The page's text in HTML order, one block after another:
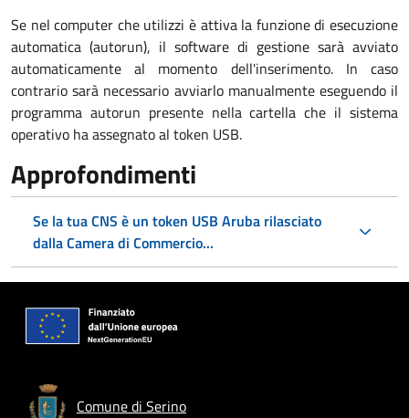
Se nel computer che utilizzi è attiva la funzione di esecuzione
automatica (autorun), il software di gestione sarà avviato
automaticamente al momento dell'inserimento. In caso
contrario sarà necessario avviarlo manualmente eseguendo il
programma autorun presente nella cartella che il sistema
operativo ha assegnato al token USB.
Approfondimenti
Se la tua CNS è un token USB Aruba rilasciato
dalla Camera di Commercio...
Comune di Serino